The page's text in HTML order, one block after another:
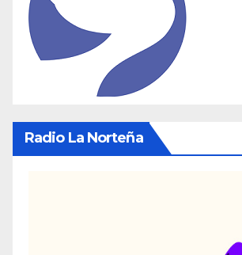
Radio La Norteña